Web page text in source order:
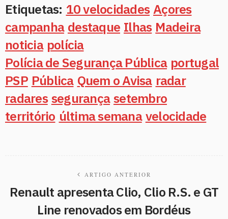
Etiquetas: 10 velocidades Açores
campanha destaque Ilhas Madeira
noticia polícia
Polícia de Segurança Pública portugal
PSP Pública Quem o Avisa radar
radares segurança setembro
território última semana velocidade
ARTIGO ANTERIOR
Renault apresenta Clio, Clio R.S. e GT
Line renovados em Bordéus